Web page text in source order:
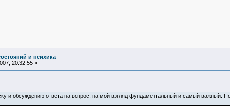
и психика
20:32:55 »
и обсуждению ответа на вопрос, на мой взгляд фундаментальный и самый важный.